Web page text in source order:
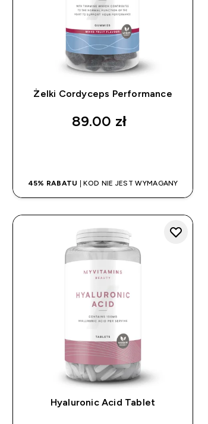
Żelki Cordyceps Performance
89.00 zł‎
45% RABATU | KOD NIE JEST WYMAGANY
Hyaluronic Acid Tablet